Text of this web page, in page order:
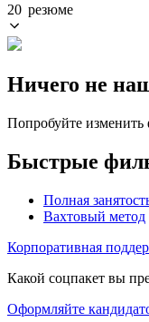
20 резюме
Ничего не
Попробуйте
Быстрые
Полная
Вахтовый метод
Корпоративная
Какой соцпакет вы
Оформляйте